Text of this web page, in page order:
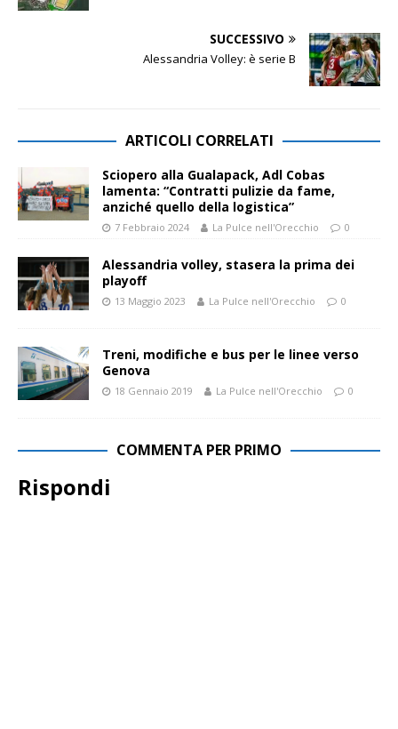
SUCCESSIVO
Alessandria Volley: è serie B
ARTICOLI CORRELATI
Sciopero alla Gualapack, Adl Cobas
lamenta: “Contratti pulizie da fame,
anziché quello della logistica”
7 Febbraio 2024 La Pulce nell'Orecchio 0
Alessandria volley, stasera la prima dei
playoff
13 Maggio 2023 La Pulce nell'Orecchio 0
Treni, modifiche e bus per le linee verso
Genova
18 Gennaio 2019 La Pulce nell'Orecchio 0
COMMENTA PER PRIMO
Rispondi